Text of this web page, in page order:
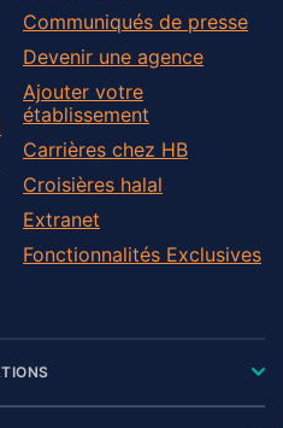
Communiqués de presse
Devenir une agence
Ajouter votre
établissement
Carrières chez HB
Croisières halal
Extranet
Fonctionnalités Exclusives